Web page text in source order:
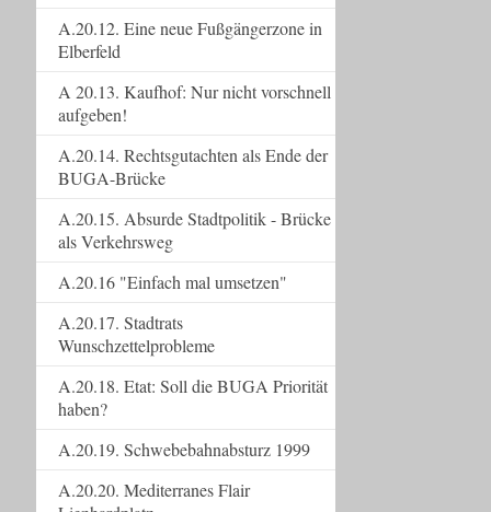
A.20.12. Eine neue Fußgängerzone in
Elberfeld
A 20.13. Kaufhof: Nur nicht vorschnell
aufgeben!
A.20.14. Rechtsgutachten als Ende der
BUGA-Brücke
A.20.15. Absurde Stadtpolitik - Brücke
als Verkehrsweg
A.20.16 "Einfach mal umsetzen"
A.20.17. Stadtrats
Wunschzettelprobleme
A.20.18. Etat: Soll die BUGA Priorität
haben?
A.20.19. Schwebebahnabsturz 1999
A.20.20. Mediterranes Flair